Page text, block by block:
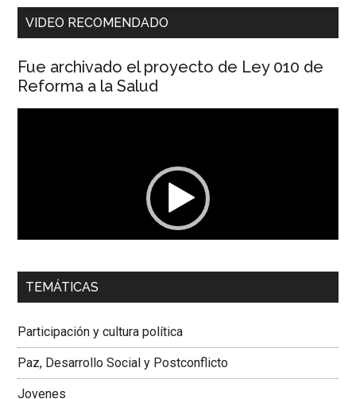
VIDEO RECOMENDADO
Fue archivado el proyecto de Ley 010 de
Reforma a la Salud
00:00 01:04
Dra. Carolina Corcho Mejía,Presidenta Corporación
Colombiana
TEMÁTICAS
Participación y cultura política
Paz, Desarrollo Social y Postconflicto
Jovenes